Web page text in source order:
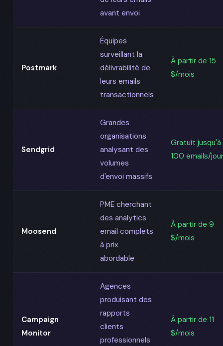
avant envoi
Postmark
Équipes
surveillant la
délivrabilité de
leurs emails
transactionnels
À partir de 15
$/mois
Sendgrid
Grandes
organisations
analysant des
volumes
d'envoi massifs
Gratuit jusqu'à
100 emails/jour
Moosend
PME cherchant
des analytics
email complets
à prix
abordable
À partir de 9
$/mois
Campaign
Monitor
Agences
produisant des
rapports
clients
professionnels
À partir de 11
$/mois